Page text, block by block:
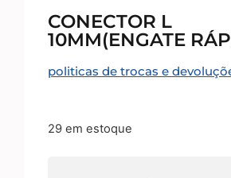
CONECTOR L
10MM(ENGATE
politicas de trocas e
29 em estoque